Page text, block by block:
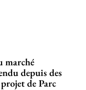
marché
depuis des
de Parc